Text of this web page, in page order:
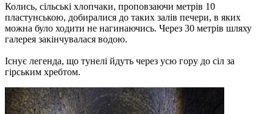
Колись, сільські хлопчаки, проповзаючи метрів 10
пластунською, добиралися до таких залів печери, в яких
можна було ходити не нагинаючись. Через 30 метрів шляху
галерея закінчувалася водою.
Існує легенда, що тунелі йдуть через усю гору до сіл за
гірським хребтом.